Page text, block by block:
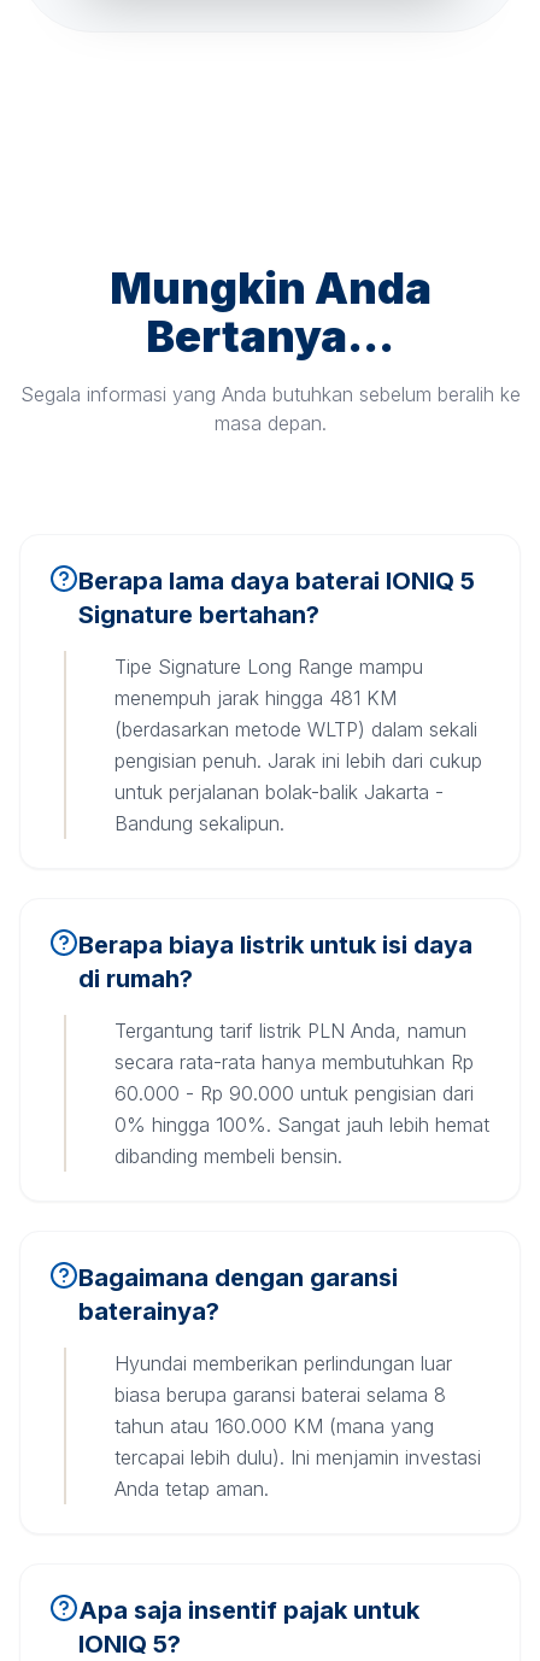
Mungkin Anda
Bertanya...
Segala informasi yang Anda butuhkan sebelum beralih ke
masa depan.
Berapa lama daya baterai IONIQ 5
Signature bertahan?
Tipe Signature Long Range mampu
menempuh jarak hingga 481 KM
(berdasarkan metode WLTP) dalam sekali
pengisian penuh. Jarak ini lebih dari cukup
untuk perjalanan bolak-balik Jakarta -
Bandung sekalipun.
Berapa biaya listrik untuk isi daya
di rumah?
Tergantung tarif listrik PLN Anda, namun
secara rata-rata hanya membutuhkan Rp
60.000 - Rp 90.000 untuk pengisian dari
0% hingga 100%. Sangat jauh lebih hemat
dibanding membeli bensin.
Bagaimana dengan garansi
baterainya?
Hyundai memberikan perlindungan luar
biasa berupa garansi baterai selama 8
tahun atau 160.000 KM (mana yang
tercapai lebih dulu). Ini menjamin investasi
Anda tetap aman.
Apa saja insentif pajak untuk
IONIQ 5?